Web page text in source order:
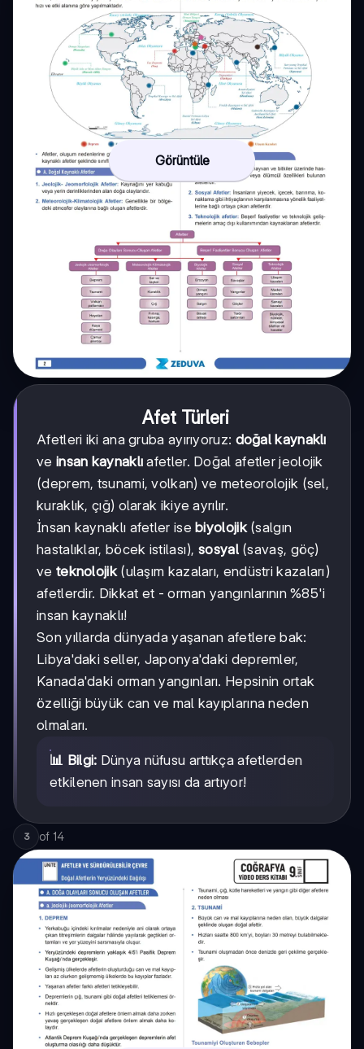
Görüntüle
Afet Türleri
Afetleri iki ana gruba ayırıyoruz: doğal kaynaklı
ve insan kaynaklı afetler. Doğal afetler jeolojik
(deprem, tsunami, volkan) ve meteorolojik (sel,
kuraklık, çığ) olarak ikiye ayrılır.
İnsan kaynaklı afetler ise biyolojik(salgın
hastalıklar, böcek istilası),sosyal(savaş, göç)
ve teknolojik(ulaşım kazaları, endüstri kazaları)
afetlerdir. Dikkat et - orman yangınlarının %85'i
insan kaynaklı!
Son yıllarda dünyada yaşanan afetlere bak:
Libya'daki seller, Japonya'daki depremler,
Kanada'daki orman yangınları. Hepsinin ortak
özelliği büyük can ve mal kayıplarına neden
olmaları.
📊 Bilgi: Dünya nüfusu arttıkça afetlerden
etkilenen insan sayısı da artıyor!
3 of 14